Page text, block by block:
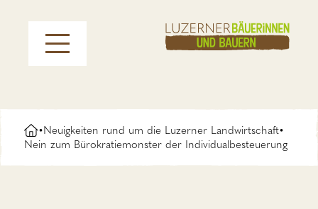
•Neuigkeiten rund um die Luzerner Landwirtschaft•
Nein zum Bürokratiemonster der Individualbesteuerung